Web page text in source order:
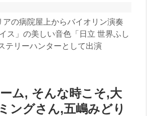
の病院屋上からバイオリン演奏
ス」の美しい音色「日立 世界ふし
テリーハンターとして出演
ム, そんな時こそ,大
ングさん,五嶋みどり